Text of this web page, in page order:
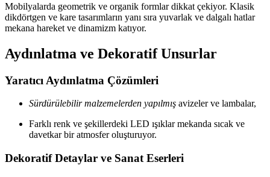
Mobilyalarda geometrik ve organik formlar dikkat çekiyor. Klasik
dikdörtgen ve kare tasarımların yanı sıra yuvarlak ve dalgalı hatlar
mekana hareket ve dinamizm katıyor.
Aydınlatma ve Dekoratif Unsurlar
Yaratıcı Aydınlatma Çözümleri
Sürdürülebilir malzemelerden yapılmış avizeler ve lambalar,
Farklı renk ve şekillerdeki LED ışıklar mekanda sıcak ve
davetkar bir atmosfer oluşturuyor.
Dekoratif Detaylar ve Sanat Eserleri